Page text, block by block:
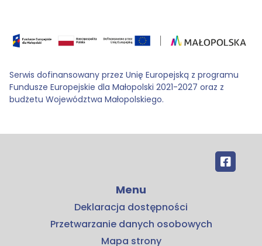
Serwis dofinansowany przez Unię Europejską z programu
Fundusze Europejskie dla Małopolski 2021-2027 oraz z
budżetu Województwa Małopolskiego.
Menu
Deklaracja dostępności
Przetwarzanie danych osobowych
Mapa strony